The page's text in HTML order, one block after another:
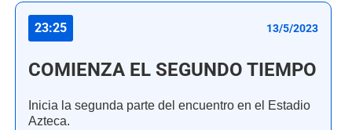
23:25 13/5/2023
COMIENZA EL SEGUNDO TIEMPO
Inicia la segunda parte del encuentro en el Estadio
Azteca.